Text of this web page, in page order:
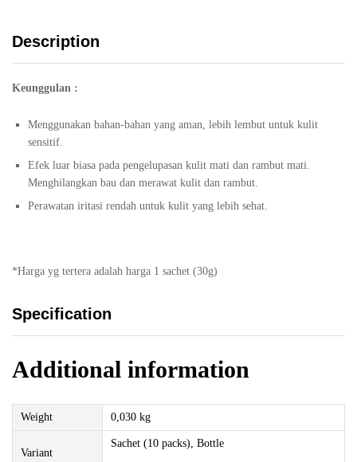
Description
Keunggulan :
Menggunakan bahan-bahan yang aman, lebih lembut untuk kulit
sensitif.
Efek luar biasa pada pengelupasan kulit mati dan rambut mati.
Menghilangkan bau dan merawat kulit dan rambut.
Perawatan iritasi rendah untuk kulit yang lebih sehat.
*Harga yg tertera adalah harga 1 sachet (30g)
Specification
Additional information
Weight 0,030 kg
Variant
Sachet (10 packs), Bottle